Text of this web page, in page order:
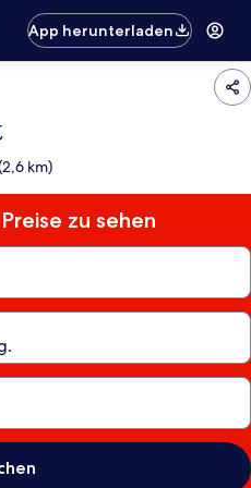
App herunterladen
km)
zu sehen